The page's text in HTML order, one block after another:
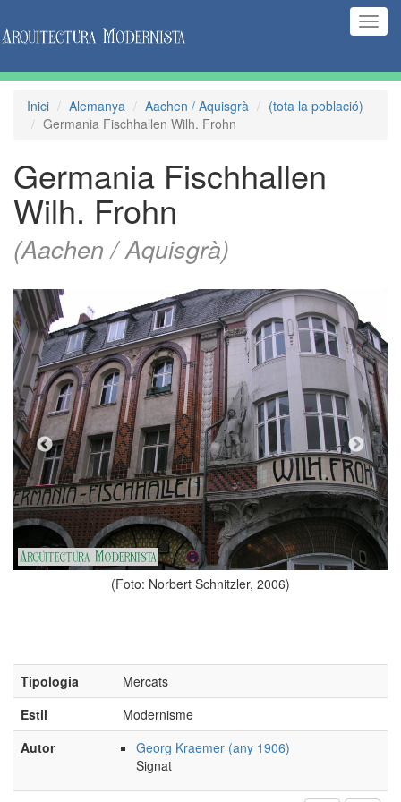
Inici Alemanya Aachen / Aquisgrà
(tota la població)
Germania Fischhallen Wilh. Frohn
Germania Fischhallen
Wilh. Frohn
(Aachen / Aquisgrà)
Tipologia
Mercats
Modernisme
Autor
Georg Kraemer (any 1906)